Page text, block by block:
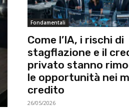
Fondamentali
Come l’IA, i rischi di
stagflazione e il
privato stanno
le opportunità nei
credito
26/05/2026